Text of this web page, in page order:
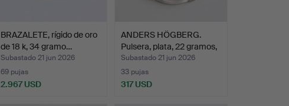
BRAZALETE, rígido de oro
de 18 k, 34 gramo…
Subastado 21 jun 2026
69 pujas
2.967 USD
ANDERS HÖGBERG.
Pulsera, plata, 22 gramos,
…
Subastado 21 jun 2026
33 pujas
317 USD